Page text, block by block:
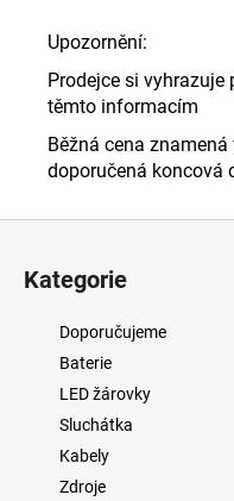
Upozornění:
Prodejce si vyhrazuje
těmto informacím
Běžná cena
doporučená koncová
Kategorie
Doporučujeme
Baterie
LED žárovky
Sluchátka
Kabely
Zdroje